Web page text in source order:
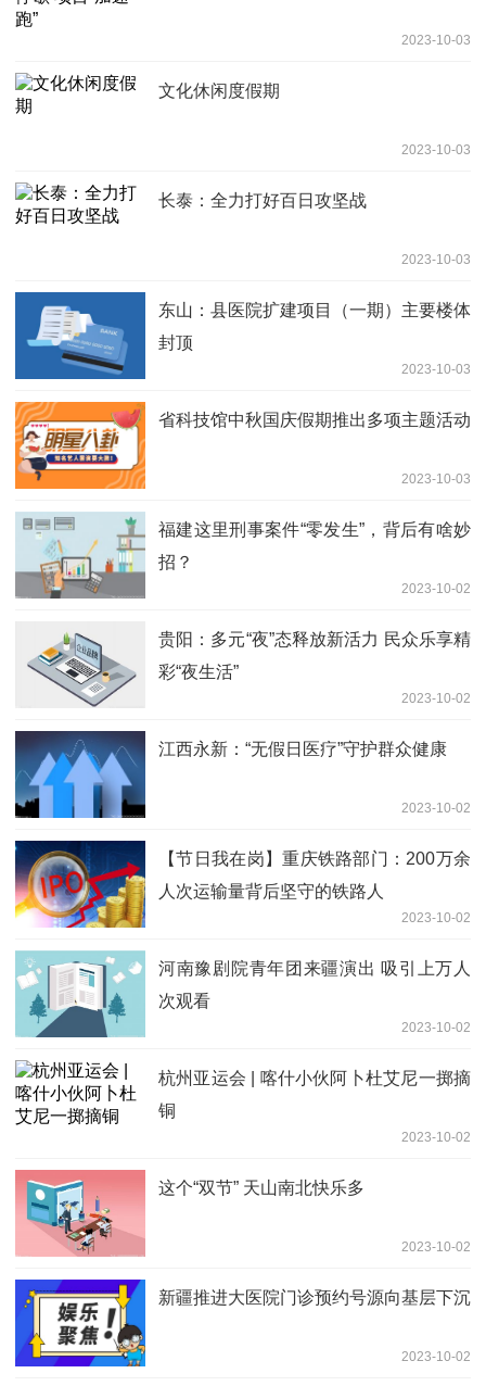
2023-10-03
文化休闲度假期
2023-10-03
长泰：全力打好百日攻坚战
2023-10-03
东山：县医院扩建项目（一期）主要楼体
封顶
2023-10-03
省科技馆中秋国庆假期推出多项主题活动
2023-10-03
福建这里刑事案件“零发生”，背后有啥妙
招？
2023-10-02
贵阳：多元“夜”态释放新活力 民众乐享精
彩“夜生活”
2023-10-02
江西永新：“无假日医疗”守护群众健康
2023-10-02
【节日我在岗】重庆铁路部门：200万余
人次运输量背后坚守的铁路人
2023-10-02
河南豫剧院青年团来疆演出 吸引上万人
次观看
2023-10-02
杭州亚运会 | 喀什小伙阿卜杜艾尼一掷摘
铜
2023-10-02
这个“双节” 天山南北快乐多
2023-10-02
新疆推进大医院门诊预约号源向基层下沉
2023-10-02